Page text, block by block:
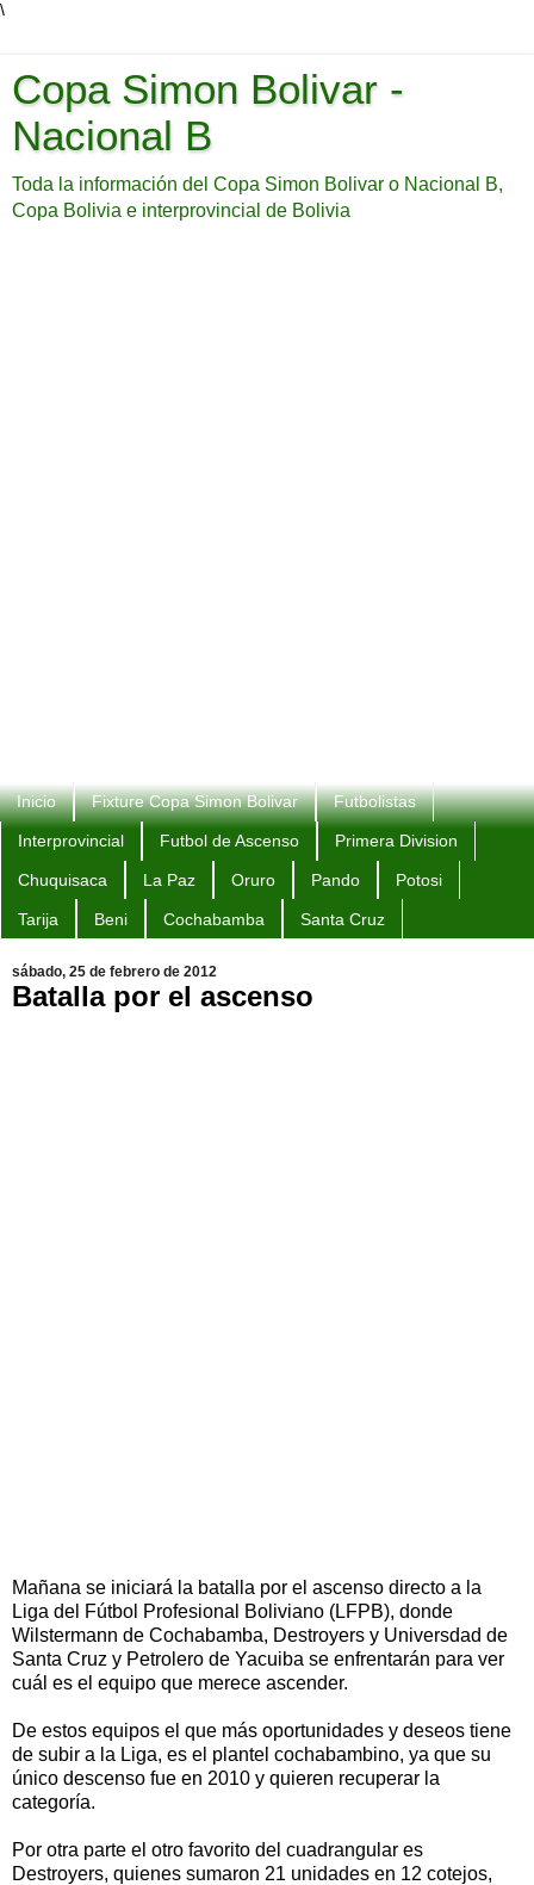
\
Copa Simon Bolivar -
Nacional B
Toda la información del Copa Simon Bolivar o Nacional B,
Copa Bolivia e interprovincial de Bolivia
Inicio Fixture Copa Simon Bolivar Futbolistas
Interprovincial Futbol de Ascenso Primera Division
Chuquisaca La Paz Oruro Pando Potosi
Tarija Beni Cochabamba Santa Cruz
sábado, 25 de febrero de 2012
Batalla por el ascenso
Mañana se iniciará la batalla por el ascenso directo a la
Liga del Fútbol Profesional Boliviano (LFPB), donde
Wilstermann de Cochabamba, Destroyers y Universdad de
Santa Cruz y Petrolero de Yacuiba se enfrentarán para ver
cuál es el equipo que merece ascender.
De estos equipos el que más oportunidades y deseos tiene
de subir a la Liga, es el plantel cochabambino, ya que su
único descenso fue en 2010 y quieren recuperar la
categoría.
Por otra parte el otro favorito del cuadrangular es
Destroyers, quienes sumaron 21 unidades en 12 cotejos,